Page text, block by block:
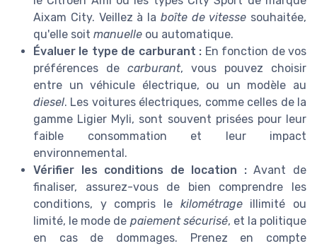
Aixam City. Veillez à la boîte de vitesse souhaitée,
qu'elle soit manuelle ou automatique.
Évaluer le type de carburant : En fonction de vos
préférences de carburant, vous pouvez choisir
entre un véhicule électrique, ou un modèle au
diesel. Les voitures électriques, comme celles de la
gamme Ligier Myli, sont souvent prisées pour leur
faible consommation et leur impact
environnemental.
Vérifier les conditions de location :Avant de
finaliser, assurez-vous de bien comprendre les
conditions, y compris le kilométrageillimité ou
limité, le mode de paiement sécurisé, et la politique
en cas de dommages. Prenez en compte